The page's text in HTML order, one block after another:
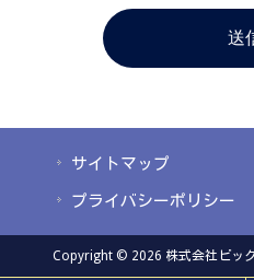
サイトマップ
プライバシーポリシー
Copyright © 2026 株式会社ビッ